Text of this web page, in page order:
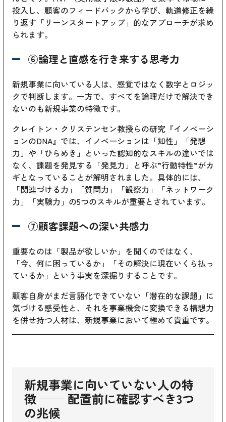
投入し、顧客のフィードバックから学び、軌道修正を繰
り返す「リーンスタートアップ」的なアプローチが求め
られます。
⑥論理と直感を行き来する思考力
新規事業に向いている人は、感覚ではなく数字とロジッ
クで判断します。一方で、すべてを論理だけで解決でき
ないのも新規事業の特徴です。
クレイトン・クリステンセン教授らの研究『イノベーシ
ョンのDNA』では、イノベーションは「知性」「発想
力」や「ひらめき」といった認知的なスキルの違いでは
なく、課題を発見する「発見力」と呼ぶ”行動特性”がカ
ギとなっていることが解明されました。具体的には、
「関連づける力」「質問力」「観察力」「ネットワーク
力」「実験力」の5つのスキルが重要とされています。
⑦顧客課題への深い共感力
重要なのは「製品が欲しいか」を聞くのではなく、
「今、何に困っているか」「その解決に現在いくら払っ
ているか」という事実を深掘りすることです。
顧客自身がまだ言語化できていない「潜在的な課題」に
気づける感受性と、それを事業機会に変換できる構想力
を併せ持つ人材は、新規事業において極めて貴重です。
新規事業に向いていない人の特
徴 ── 配置前に確認すべき3つ
の兆候